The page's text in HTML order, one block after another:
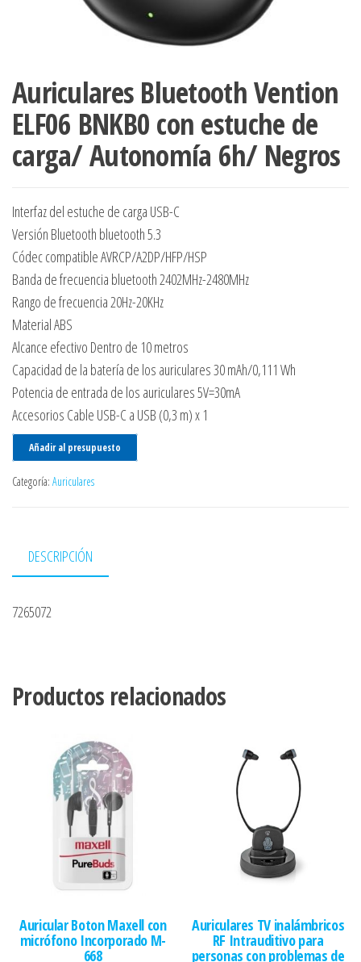
Auriculares Bluetooth Vention
ELF06 BNKB0 con estuche de
carga/ Autonomía 6h/ Negros
Interfaz del estuche de carga USB-C
Versión Bluetooth bluetooth 5.3
Códec compatible AVRCP/A2DP/HFP/HSP
Banda de frecuencia bluetooth 2402MHz-2480MHz
Rango de frecuencia 20Hz-20KHz
Material ABS
Alcance efectivo Dentro de 10 metros
Capacidad de la batería de los auriculares 30 mAh/0,111 Wh
Potencia de entrada de los auriculares 5V=30mA
Accesorios Cable USB-C a USB (0,3 m) x 1
Añadir al presupuesto
Categoría: Auriculares
DESCRIPCIÓN
7265072
Productos relacionados
Auricular Boton Maxell con
micrófono Incorporado M-
668
Auriculares TV inalámbricos
RF Intrauditivo para
personas con problemas de